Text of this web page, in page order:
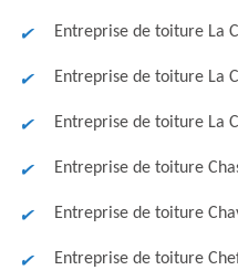
Entreprise de toiture La
Entreprise de toiture La
Entreprise de toiture La
Entreprise de toiture
Entreprise de toiture
Entreprise de toiture